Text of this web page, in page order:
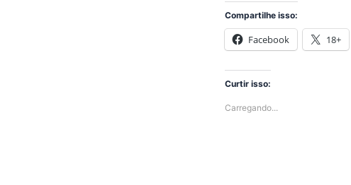
Compartilhe isso:
Facebook 18+
Curtir isso:
Carregando...